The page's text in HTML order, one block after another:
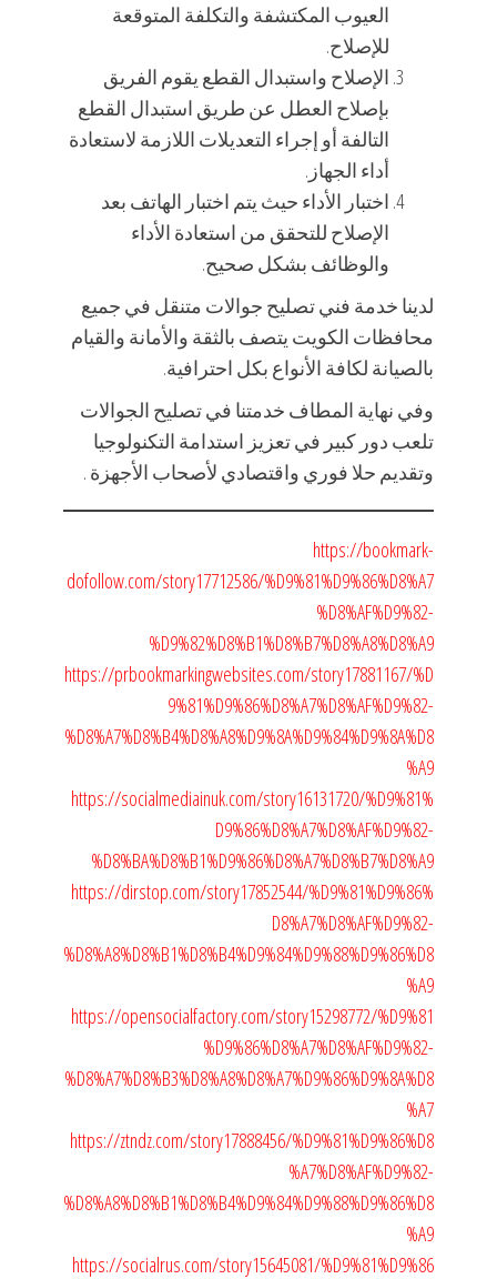
العيوب المكتشفة والتكلفة المتوقعة
للإصلاح.
الإصلاح واستبدال القطع يقوم الفريق
بإصلاح العطل عن طريق استبدال القطع
التالفة أو إجراء التعديلات اللازمة لاستعادة
أداء الجهاز.
اختبار الأداء حيث يتم اختبار الهاتف بعد
الإصلاح للتحقق من استعادة الأداء
والوظائف بشكل صحيح.
لدينا خدمة فني تصليح جوالات متنقل في جميع
محافظات الكويت يتصف بالثقة والأمانة والقيام
بالصيانة لكافة الأنواع بكل احترافية.
وفي نهاية المطاف خدمتنا في تصليح الجوالات
تلعب دور كبير في تعزيز استدامة التكنولوجيا
وتقديم حلا فوري واقتصادي لأصحاب الأجهزة .
https://bookmark-
dofollow.com/story17712586/%D9%81%D9%86%D8%A7
%D8%AF%D9%82-
%D9%82%D8%B1%D8%B7%D8%A8%D8%A9
https://prbookmarkingwebsites.com/story17881167/%D
9%81%D9%86%D8%A7%D8%AF%D9%82-
%D8%A7%D8%B4%D8%A8%D9%8A%D9%84%D9%8A%D8
%A9
https://socialmediainuk.com/story16131720/%D9%81%
D9%86%D8%A7%D8%AF%D9%82-
%D8%BA%D8%B1%D9%86%D8%A7%D8%B7%D8%A9
https://dirstop.com/story17852544/%D9%81%D9%86%
D8%A7%D8%AF%D9%82-
%D8%A8%D8%B1%D8%B4%D9%84%D9%88%D9%86%D8
%A9
https://opensocialfactory.com/story15298772/%D9%81
%D9%86%D8%A7%D8%AF%D9%82-
%D8%A7%D8%B3%D8%A8%D8%A7%D9%86%D9%8A%D8
%A7
https://ztndz.com/story17888456/%D9%81%D9%86%D8
%A7%D8%AF%D9%82-
%D8%A8%D8%B1%D8%B4%D9%84%D9%88%D9%86%D8
%A9
https://socialrus.com/story15645081/%D9%81%D9%86